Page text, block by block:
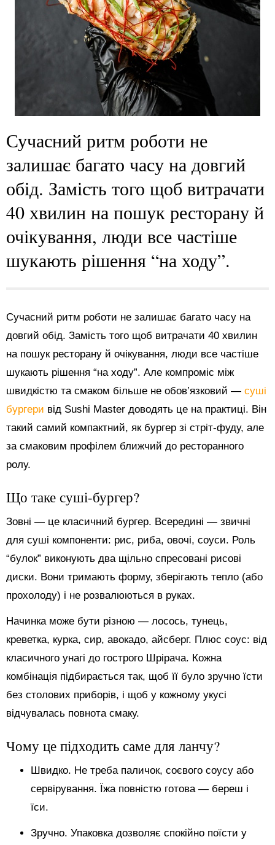
Сучасний ритм роботи не
залишає багато часу на довгий
обід. Замість того щоб витрачати
40 хвилин на пошук ресторану й
очікування, люди все частіше
шукають рішення “на ходу”.
Сучасний ритм роботи не залишає багато часу на
довгий обід. Замість того щоб витрачати 40 хвилин
на пошук ресторану й очікування, люди все частіше
шукають рішення “на ходу”. Але компроміс між
швидкістю та смаком більше не обов’язковий — суші
бургери від Sushi Master доводять це на практиці. Він
такий самий компактний, як бургер зі стріт-фуду, але
за смаковим профілем ближчий до ресторанного
ролу.
Що таке суші-бургер?
Зовні — це класичний бургер. Всередині — звичні
для суші компоненти: рис, риба, овочі, соуси. Роль
“булок” виконують два щільно спресовані рисові
диски. Вони тримають форму, зберігають тепло (або
прохолоду) і не розвалюються в руках.
Начинка може бути різною — лосось, тунець,
креветка, курка, сир, авокадо, айсберг. Плюс соус: від
класичного унагі до гострого Шрірача. Кожна
комбінація підбирається так, щоб її було зручно їсти
без столових приборів, і щоб у кожному укусі
відчувалась повнота смаку.
Чому це підходить саме для ланчу?
Швидко. Не треба паличок, соєвого соусу або
сервірування. Їжа повністю готова — береш і
їси.
Зручно. Упаковка дозволяє спокійно поїсти у